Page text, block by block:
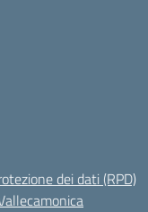
dei dati (RPD)